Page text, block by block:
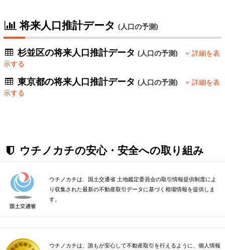
将来人口推計データ (人口の予測)
杉並区の将来人口推計データ(人口の予測)
詳細を表
示する
東京都の将来人口推計データ(人口の予測)
詳細を表
示する
ウチノカチの安心・安全への取り組み
ウチノカチは、国土交通省 土地鑑定委員会の取引情報提供制度によ
り収集された最新の不動産取引データに基づく相場情報を提供しま
す。
ウチノカチは、誰もが安心して不動産取引を行えるように、個人情報